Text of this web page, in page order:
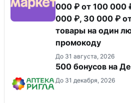
000 ₽ от 100 000
000 ₽, 30 000 ₽ от
товары на один
промокоду
До 31 августа, 2026
500 бонусов на
До 31 декабря, 2026